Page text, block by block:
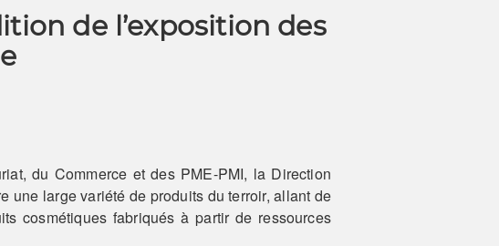
de l’exposition des
du Commerce et des PME-PMI, la Direction
une large variété de produits du terroir, allant de
cosmétiques fabriqués à partir de ressources